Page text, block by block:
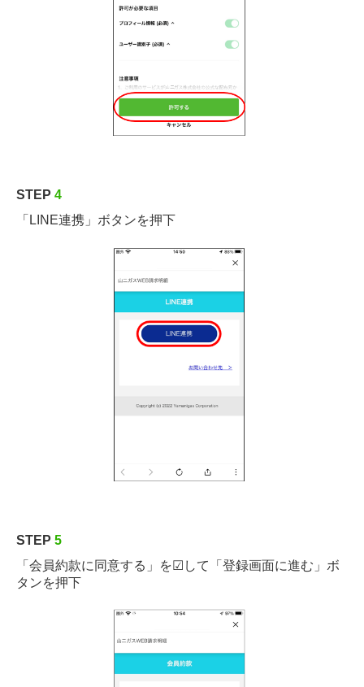
STEP 4
「LINE連携」ボタンを押下
STEP 5
「会員約款に同意する」を☑して「登録画面に進む」ボ
タンを押下